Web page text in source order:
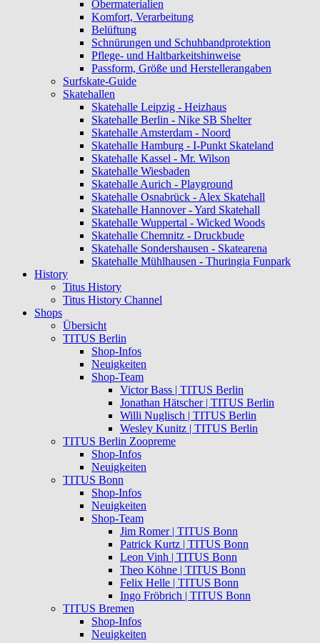
Obermaterialien
Komfort, Verarbeitung
Belüftung
Schnürungen und Schuhbandprotektion
Pflege- und Haltbarkeitshinweise
Passform, Größe und Herstellerangaben
Surfskate-Guide
Skatehallen
Skatehalle Leipzig - Heizhaus
Skatehalle Berlin - Nike SB Shelter
Skatehalle Amsterdam - Noord
Skatehalle Hamburg - I-Punkt Skateland
Skatehalle Kassel - Mr. Wilson
Skatehalle Wiesbaden
Skatehalle Aurich - Playground
Skatehalle Osnabrück - Alex Skatehall
Skatehalle Hannover - Yard Skatehall
Skatehalle Wuppertal - Wicked Woods
Skatehalle Chemnitz - Druckbude
Skatehalle Sondershausen - Skatearena
Skatehalle Mühlhausen - Thuringia Funpark
History
Titus History
Titus History Channel
Shops
Übersicht
TITUS Berlin
Shop-Infos
Neuigkeiten
Shop-Team
Victor Bass | TITUS Berlin
Jonathan Hätscher | TITUS Berlin
Willi Nuglisch | TITUS Berlin
Wesley Kunitz | TITUS Berlin
TITUS Berlin Zoopreme
Shop-Infos
Neuigkeiten
TITUS Bonn
Shop-Infos
Neuigkeiten
Shop-Team
Jim Romer | TITUS Bonn
Patrick Kurtz | TITUS Bonn
Leon Vinh | TITUS Bonn
Theo Köhne | TITUS Bonn
Felix Helle | TITUS Bonn
Ingo Fröbrich | TITUS Bonn
TITUS Bremen
Shop-Infos
Neuigkeiten